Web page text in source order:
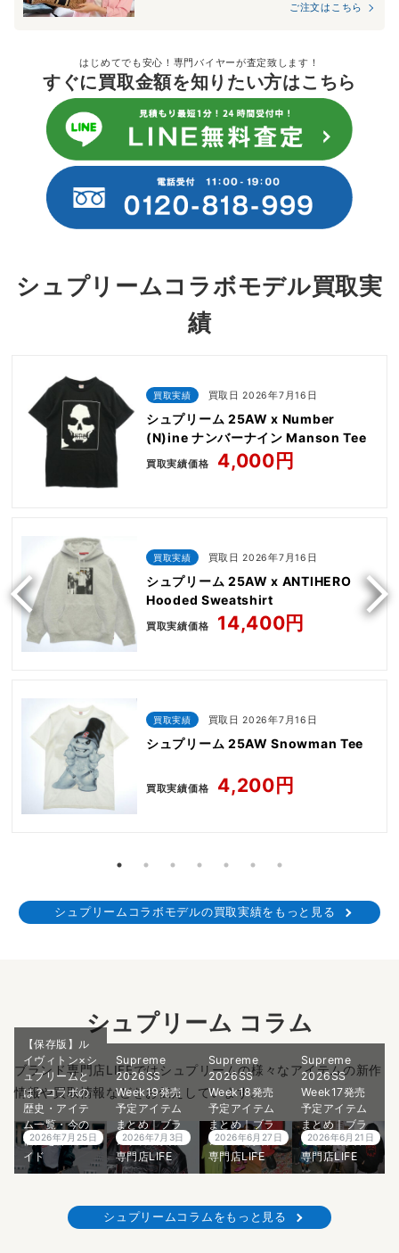
ご注文はこちら
はじめてでも安心！専門バイヤーが査定致します！
すぐに買取金額を知りたい方はこちら
シュプリームコラボモデル買取実
績
買取実績 買取日 2026年7月16日
シュプリーム 25AW x Number
(N)ine ナンバーナイン Manson Tee
買取実績価格 4,000円
買取実績 買取日 2026年7月16日
シュプリーム 25AW x ANTIHERO
Hooded Sweatshirt
買取実績価格 14,400円
買取実績 買取日 2026年7月16日
シュプリーム 25AW Snowman Tee
買取実績価格 4,200円
シュプリームコラボモデルの買取実績をもっと見る
シュプリーム コラム
ブランド専門店LIFEではシュプリームの様々なアイテムの新作
情報や買取情報などをお伝えしています。
【保存版】ル
イヴィトン×シ
ュプリームと
は？コラボの
歴史・アイテ
ム一覧・今の
価値を徹底ガ
イド
2026年7月25日
Supreme
2026SS
Week19発売
予定アイテム
まとめ｜ブラ
ンド古着買取
専門店LIFE
2026年7月3日
Supreme
2026SS
Week18発売
予定アイテム
まとめ｜ブラ
ンド古着買取
専門店LIFE
2026年6月27日
Supreme
2026SS
Week17発売
予定アイテム
まとめ｜ブラ
ンド古着買取
専門店LIFE
2026年6月21日
シュプリームコラムをもっと見る